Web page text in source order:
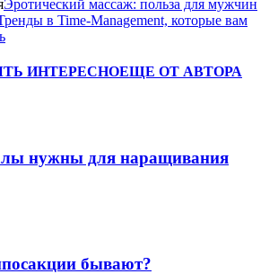
Эротический массаж: польза для мужчин
в Time-Management, которые вам
ИНТЕРЕСНОЕЩЕ ОТ АВТОРА
нужны для наращивания
бывают?